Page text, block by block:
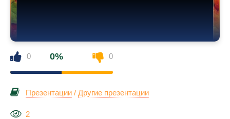
0 0% 0
Презентации / Другие презентации
2